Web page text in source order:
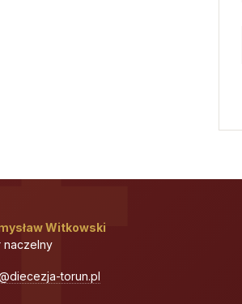
Witkowski
naczelny
torun.pl